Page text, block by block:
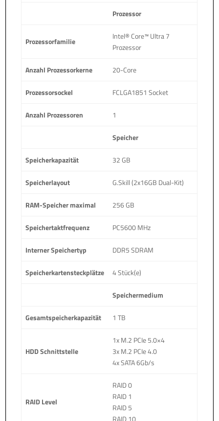
Prozessor
Prozessorfamilie
Intel® Core™ Ultra 7
Prozessor
Anzahl Prozessorkerne 20-Core
Prozessorsockel FCLGA1851 Socket
Anzahl Prozessoren 1
Speicher
Speicherkapazität 32 GB
Speicherlayout G.Skill (2x16GB Dual-Kit)
RAM-Speicher maximal 256 GB
Speichertaktfrequenz PC5600 MHz
Interner Speichertyp DDR5 SDRAM
Speicherkartensteckplätze 4 Stück(e)
Speichermedium
Gesamtspeicherkapazität 1 TB
HDD Schnittstelle
1x M.2 PCIe 5.0×4
3x M.2 PCIe 4.0
4x SATA 6Gb/s
RAID Level
RAID 0
RAID 1
RAID 5
RAID 10